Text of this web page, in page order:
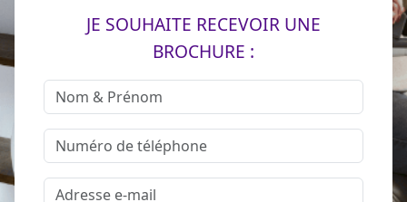
JE SOUHAITE RECEVOIR UNE
BROCHURE :